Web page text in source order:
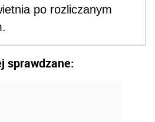
po rozliczanym
sprawdzane: